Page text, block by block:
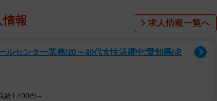
り果てるAさんは、ふと視界の端に備え付けられたAEDがあ
使って救命処置をおこなうべきと考えたAさんでしたが、
では？もし間違えたらどうなる？」とふと我にかえりま
と、セクハラで訴えられることはあるのでしょうか。ま
則を受けるのでしょうか。まずは法律ではどのような見解
報 求人情報一覧へ
ルセンター業務/20～40代女性活躍中/愛知県/名
給1,400円～